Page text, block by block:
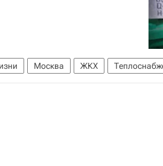
Москва ЖКХ
городского хозяйства Москвы